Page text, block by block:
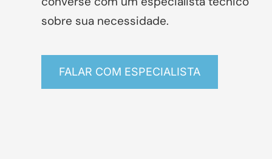
sobre sua necessidade.
FALAR COM ESPECIALISTA